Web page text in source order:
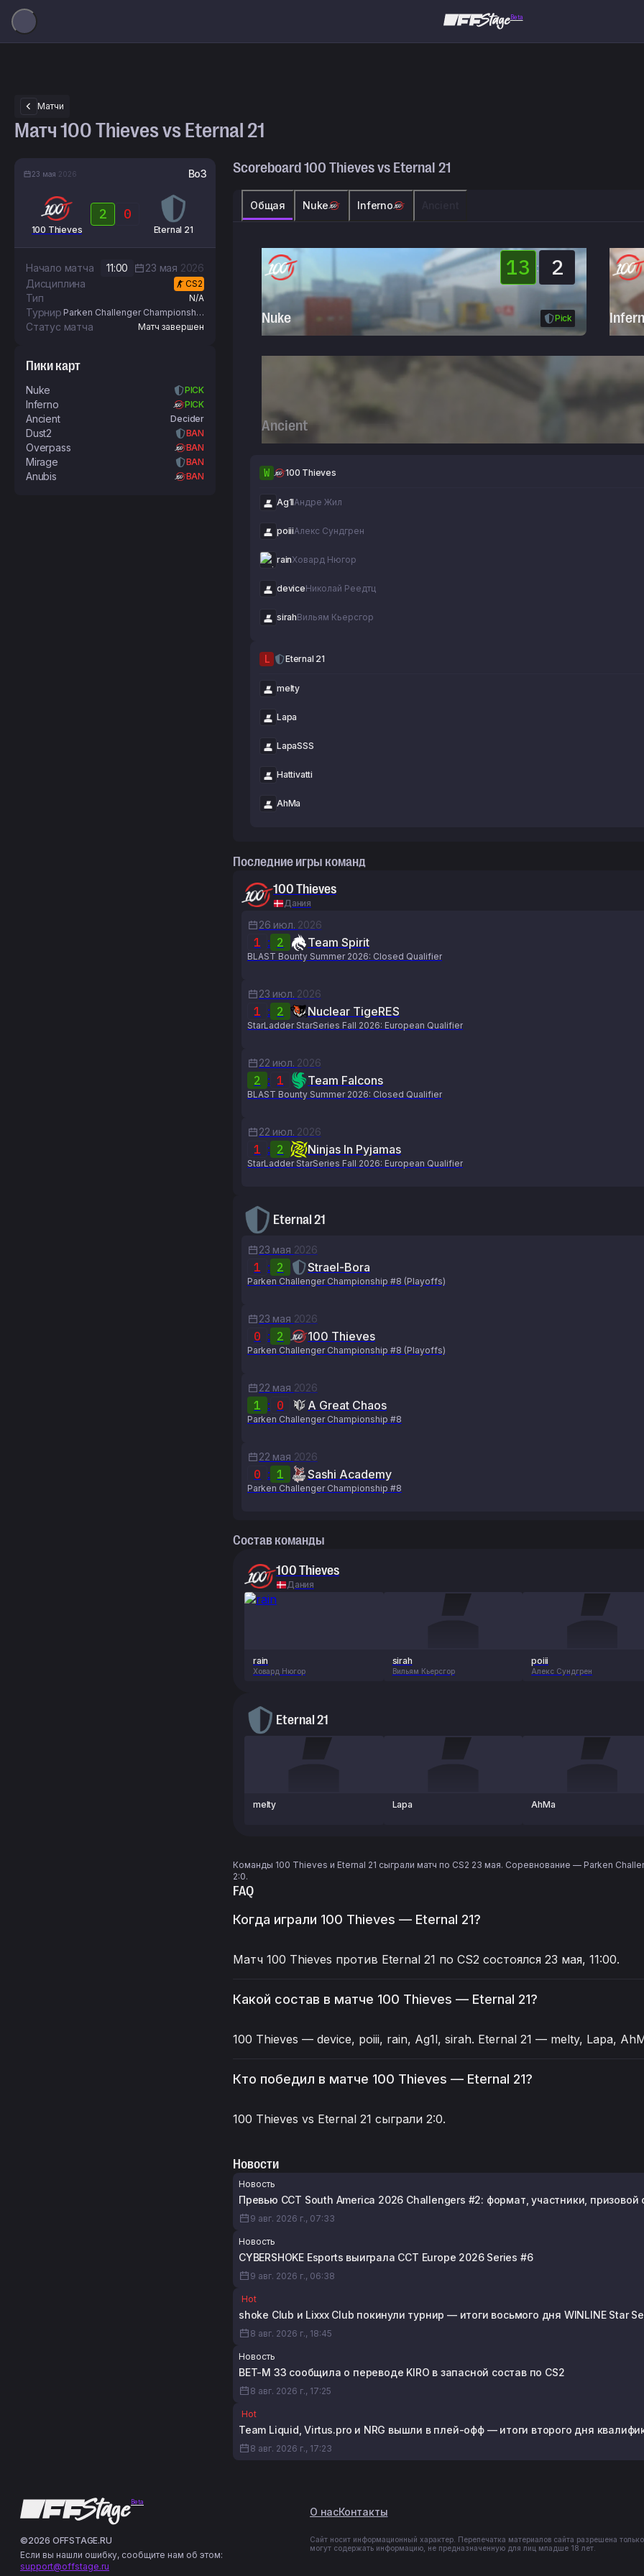
Beta
Матчи
Матч 100 Thieves vs Eternal 21
23 мая 2026 Bo3
100 Thieves
2 0
Eternal 21
Начало матча 11:00 23 мая 2026
Дисциплина
CS2
Тип N/A
Турнир Parken Challenger Championship
#8 (Playoffs)
Статус матча Матч завершен
Пики карт
Nuke PICK
Inferno PICK
Ancient Decider
Dust2 BAN
Overpass BAN
Mirage BAN
Anubis BAN
Scoreboard100 Thievesvs Eternal 21
Общая Nuke Inferno
13 : 2
Nuke Pick
Ancient
W 100 Thieves
Ag1lАндре Жил
poiiiАлекс Сундгрен
rainХовард Нюгор
deviceНиколай Реедтц
sirahВильям Кьерсгор
L Eternal 21
melty
Lapa
LapaSSS
Hattivatti
AhMa
Последние игры команд
100 Thieves
Дания
26 июл. 2026
1 : 2 Team Spirit
BLAST Bounty Summer 2026: Closed Qualifier
23 июл. 2026
1 : 2 Nuclear TigeRES
StarLadder StarSeries Fall 2026: European Qualifier
22 июл. 2026
2 : 1 Team Falcons
BLAST Bounty Summer 2026: Closed Qualifier
22 июл. 2026
1 : 2 Ninjas In Pyjamas
StarLadder StarSeries Fall 2026: European Qualifier
Eternal 21
23 мая 2026
1 : 2 Strael-Bora
Parken Challenger Championship #8 (Playoffs)
23 мая 2026
0 : 2 100 Thieves
Parken Challenger Championship #8 (Playoffs)
22 мая 2026
1 : 0 A Great Chaos
Parken Challenger Championship #8
22 мая 2026
0 : 1 Sashi Academy
Parken Challenger Championship #8
Состав команды
100 Thieves
Дания
rain
Ховард Нюгор
sirah
Вильям Кьерсгор
poiii
Алекс Сундгрен
Eternal 21
melty Lapa AhMa
Команды 100 Thieves и Eternal 21 сыграли матч по CS2 23 мая. Соревнование — Parken
2:0.
FAQ
Когда играли 100 Thieves — Eternal 21?
Матч 100 Thieves против Eternal 21 по CS2 состоялся 23 мая, 11:00.
Какой состав в матче 100 Thieves — Eternal 21?
100 Thieves — device, poiii, rain, Ag1l, sirah. Eternal 21 — melty, Lapa,
Кто победил в матче 100 Thieves — Eternal 21?
100 Thieves vs Eternal 21 сыграли 2:0.
Новости
Новость
Превью CCT South America 2026 Challengers #2: формат, участники,
9 авг. 2026 г., 07:33
Новость
CYBERSHOKE Esports выиграла CCT Europe 2026 Series #6
9 авг. 2026 г., 06:38
Hot
shoke Club и Lixxx Club покинули турнир — итоги восьмого дня WINLINE Star
8 авг. 2026 г., 18:45
Новость
BET-M 33 сообщила о переводе KIRO в запасной состав по CS2
8 авг. 2026 г., 17:25
Hot
Team Liquid, Virtus.pro и NRG вышли в плей-офф — итоги второго дня
8 авг. 2026 г., 17:23
Beta
О насКонтакты
©2026 OFFSTAGE.RU
Если вы нашли ошибку, сообщите нам об этом:
support@offstage.ru
Сайт носит информационный характер. Перепечатка материалов сайта разрешена
могут содержать информацию, не предназначенную для лиц младше 18 лет.